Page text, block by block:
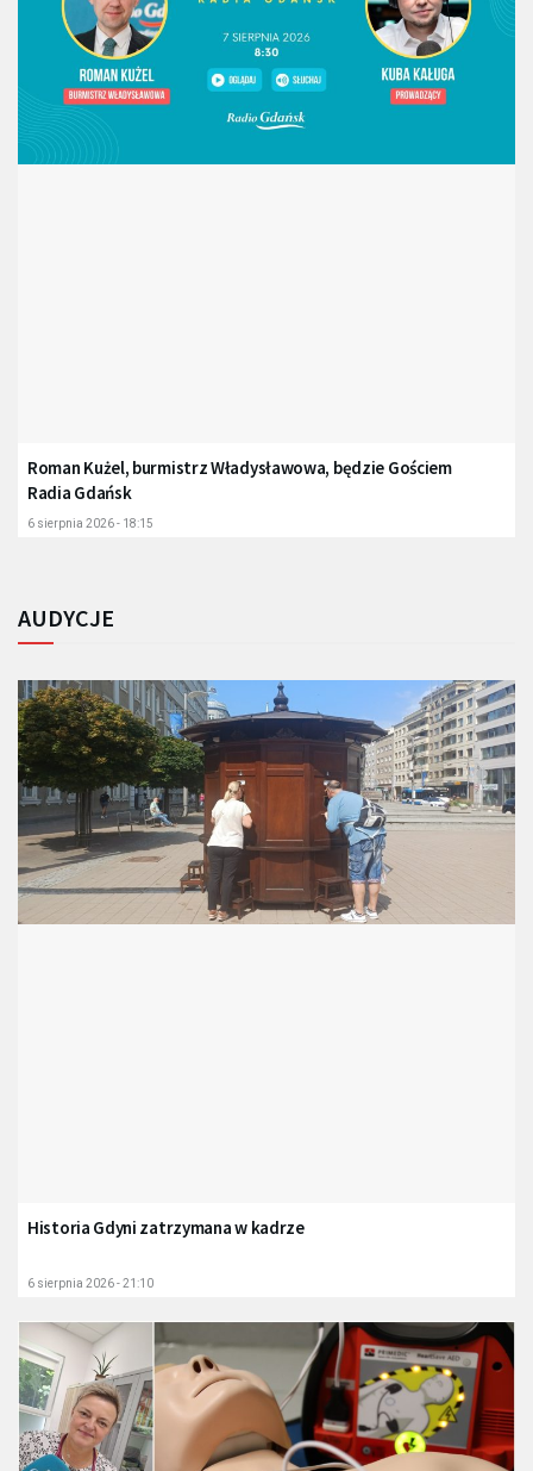
Roman Kużel, burmistrz Władysławowa, będzie Gościem
Radia Gdańsk
6 sierpnia 2026 - 18:15
AUDYCJE
Historia Gdyni zatrzymana w kadrze
6 sierpnia 2026 - 21:10